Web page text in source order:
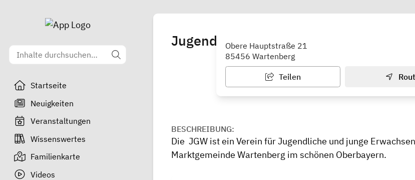
Startseite
Neuigkeiten
Veranstaltungen
Wissenswertes
Familienkarte
Videos
Jugendgemeinschaft Wartenberg e.V.
Obere Hauptstraße 21
85456 Wartenberg
Teilen
BESCHREIBUNG:
Die JGW ist ein Verein für Jugendliche und junge
Marktgemeinde Wartenberg im schönen Oberbayern.